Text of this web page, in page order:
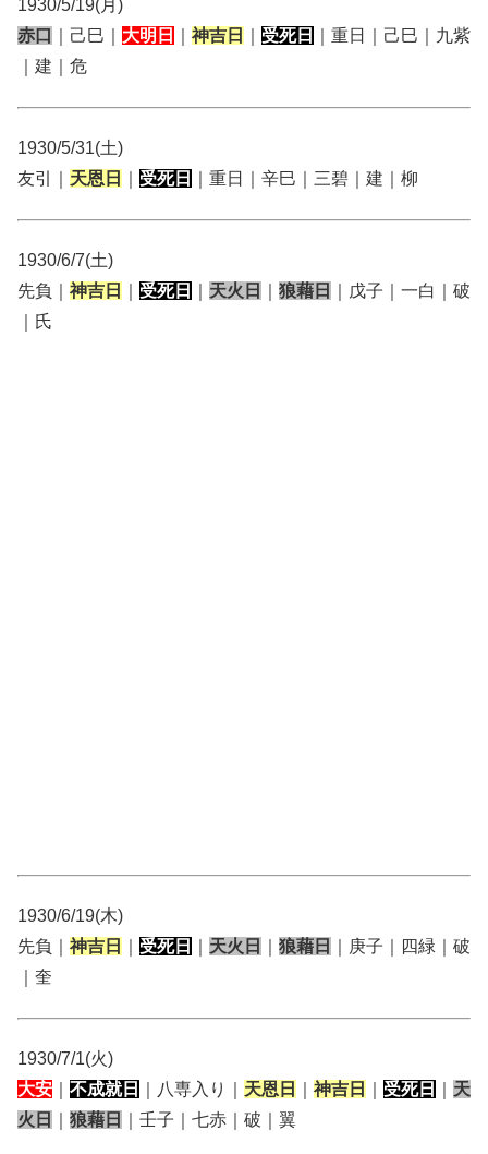
1930/5/19(月)
赤口
｜己巳｜ 大明日 神吉日 受死日
｜重日｜己巳｜九紫
｜建｜危
1930/5/31(土)
友引｜ 天恩日 受死日 ｜重日｜辛巳｜三碧｜建｜柳
1930/6/7(土)
先負｜ 神吉日 受死日 天火日 狼藉日
｜戊子｜一白｜破
｜氏
1930/6/19(木)
先負｜ 神吉日 受死日 天火日 狼藉日
｜庚子｜四緑｜破
｜奎
1930/7/1(火)
大安
不成就日 ｜八専入り｜ 天恩日 神吉日 受死日
天
火日
狼藉日 ｜壬子｜七赤｜破｜翼